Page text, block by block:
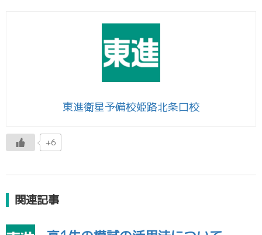
東進衛星予備校姫路北条口校
+6
関連記事